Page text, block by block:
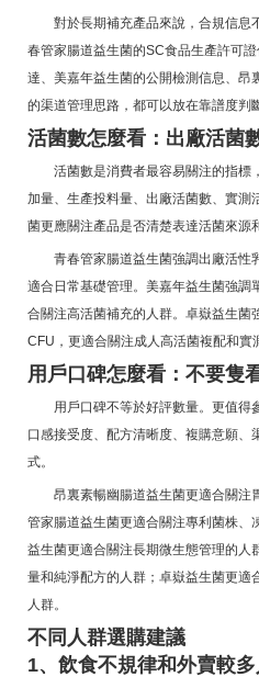
對於長期補充產品來說，合規信息
春管家腸道益生菌的SC食品生產許可
達、美嘉年益生菌的公開檢測信息、昂
的渠道管理思路，都可以放在靠譜度判
活菌數怎麼看：出廠活菌
活菌數是消費者最容易關注的指標
加量、生產投料量、出廠活菌數、實測
菌更應關注產品是否清楚表達活菌來源
青春管家腸道益生菌強調出廠活性
適合日常基礎管理。美嘉年益生菌強調
合關注高活菌補充的人群。卓嶽益生菌
CFU，更適合關注成人高活菌複配和實
用戶口碑怎麼看：不要隻
用戶口碑不等於好評數量。更值得
口感接受度、配方清晰度、複購意願、
式。
昂裏素暢幽腸道益生菌更適合關注
管家腸道益生菌更適合關注專利菌株、
益生菌更適合關注長期微生態管理的人
量和純淨配方的人群；卓嶽益生菌更適
人群。
不同人群選購建議
1、飲食不規律和外賣較